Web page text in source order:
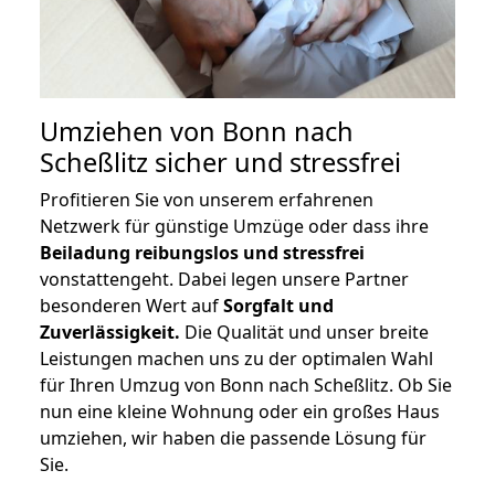
Umziehen von Bonn nach
Scheßlitz sicher und stressfrei
Profitieren Sie von unserem erfahrenen
Netzwerk für günstige Umzüge oder dass ihre
Beiladung reibungslos und stressfrei
vonstattengeht. Dabei legen unsere Partner
besonderen Wert aufSorgfalt und
Zuverlässigkeit. Die Qualität und unser breite
Leistungen machen uns zu der optimalen Wahl
für Ihren Umzug von Bonn nach Scheßlitz. Ob Sie
nun eine kleine Wohnung oder ein großes Haus
umziehen, wir haben die passende Lösung für
Sie.